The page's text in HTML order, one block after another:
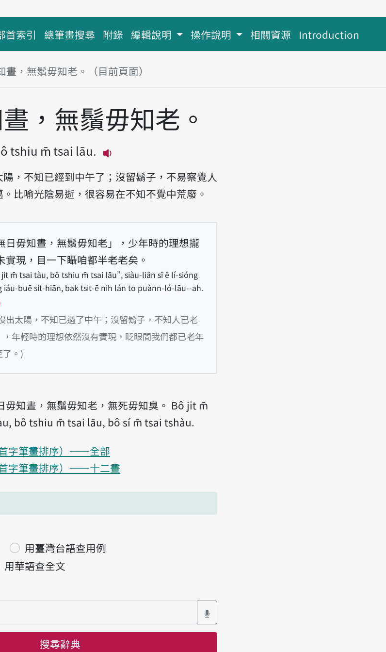
首索引 總筆畫搜尋 附錄 編輯說明 操作說明 相關資源 Introduction
晝，無鬚毋知老。（目前頁面）
，無鬚毋知老。
tshiu m̄ tsai lāu.
陽，不知已經到中午了；沒留鬍子，不易察覺人
。比喻光陰易逝，很容易在不知不覺中荒廢。
的
日毋知晝，無鬚毋知老」，少年時的理想攏
實現，目一下𥍉咱都半老老矣。
ji̍t m̄ tsai tàu, bô tshiu m̄ tsai lāu”, siàu-liân sî ê lí-sióng
iáu-buē si̍t-hiān, ba̍k tsi̍t-ē nih lán to puànn-ló-lāu--ah.
放例句“Bô ji̍t m̄ tsai tàu, bô tshiu m̄ tsai lāu”, siàu-liân sî ê lí-sióng lóng iáu-
出太陽，不知已過了中午；沒留鬍子，不知人已老
，年輕時的理想依然沒有實現，眨眼間我們都已老年
了。)
的
毋知晝，無鬚毋知老，無死毋知臭。 Bô ji̍t m̄
bô tshiu m̄ tsai lāu, bô sí m̄ tsai tshàu.
字筆畫排序）——全部
字筆畫排序）——十二畫
用臺灣台語查用例
用華語查全文
搜尋辭典